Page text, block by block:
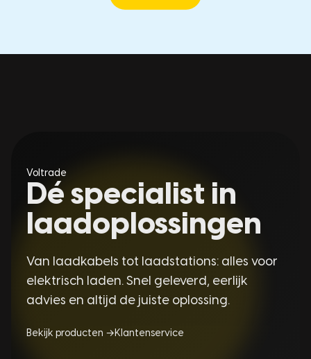
Voltrade
Dé specialist in
laadoplossingen
Van laadkabels tot laadstations: alles voor
elektrisch laden. Snel geleverd, eerlijk
advies en altijd de juiste oplossing.
Bekijk producten → Klantenservice